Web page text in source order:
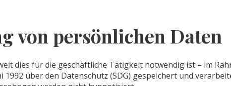
von persönlichen Daten
dies für die geschäftliche Tätigkeit notwendig ist – im
1992 über den Datenschutz (SDG) gespeichert und